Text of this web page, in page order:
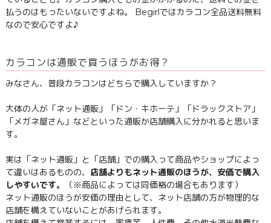
払うのはもったいないですよね。 Begirlではカラコン全品送料無料
なので安心ですよ♪
カラコンは通販で買うほうがお得？
みなさん、普段カラコンはどちらで購入していますか？
大体の人が「ネット通販」「ドン・キホーテ」「ドラックストア」
「メガネ屋さん」などといった通販か店舗購入に分かれると思いま
す。
実は「ネット通販」と「店舗」での購入って商品やショップによっ
て違いはあるものの、 店舗よりもネット通販のほうが、安価で購入
しやすいです。
（※商品によっては同価格の場合もあります）
ネット通販のほうが安価の理由として、ネット店舗の方が物理的な
店舗を構えていないことがあげられます。